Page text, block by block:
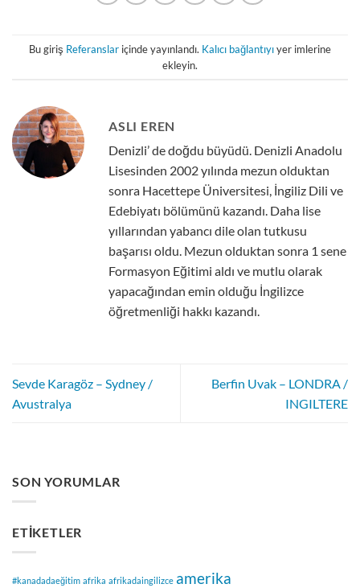
Bu giriş Referanslar içinde yayınlandı. Kalıcı bağlantıyıyer imlerine
ekleyin.
ASLI EREN
Denizli’ de doğdu büyüdü. Denizli Anadolu
Lisesinden 2002 yılında mezun olduktan
sonra Hacettepe Üniversitesi, İngiliz Dili ve
Edebiyatı bölümünü kazandı. Daha lise
yıllarından yabancı dile olan tutkusu
başarısı oldu. Mezun olduktan sonra 1 sene
Formasyon Eğitimi aldı ve mutlu olarak
yapacağından emin olduğu İngilizce
öğretmenliği hakkı kazandı.
Sevde Karagöz – Sydney /
Avustralya
Berfin Uvak – LONDRA /
INGILTERE
SON YORUMLAR
ETIKETLER
#kanadadaeğitim afrika afrikadaingilizce amerika